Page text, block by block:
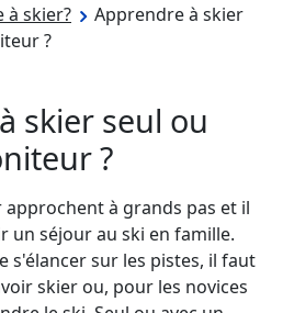
à skier?
Apprendre à skier
?
skier seul ou
?
approchent à grands pas et il
un séjour au ski en famille.
s'élancer sur les pistes, il faut
skier ou, pour les novices